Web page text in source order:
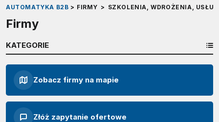
AUTOMATYKA B2B > FIRMY > SZKOLENIA, WDROŻENIA,
Firmy
KATEGORIE
Zobacz firmy na mapie
Złóż zapytanie ofertowe